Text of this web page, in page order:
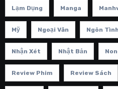
Lạm Dụng Manga
Mỹ Ngoại Văn Ngôn Tình
Nhận Xét Nhật Bản
Review Phim Review Sách